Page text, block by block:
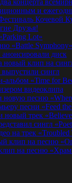
концерта
и
Кочевой
Друзья!
Lot»
«Bаttlе Sуmphоnу»
диск
новый клип на
выпустили сингл
альбом «Time for
видеоклипа
новую песню
песни «Feed
новый трек
сингл
на трек «Troubled
клип на песню
на песню